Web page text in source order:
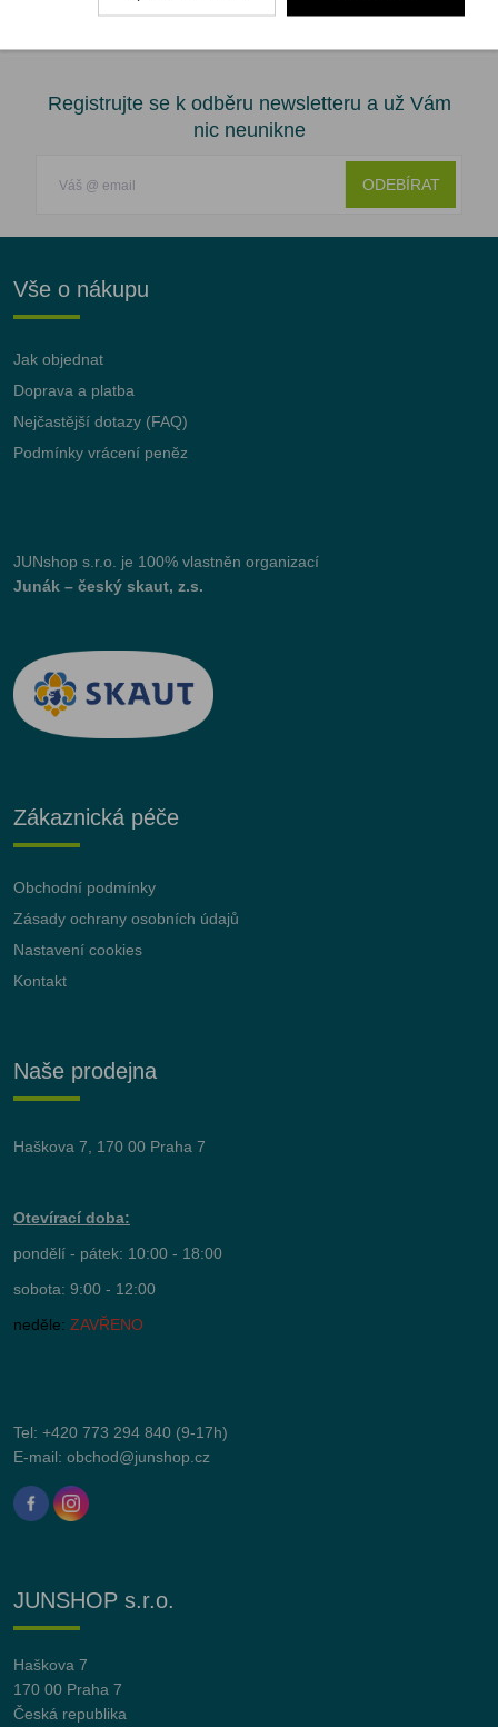
Registrujte se k odběru newsletteru a už Vám
nic neunikne
ODEBÍRAT
Vše o nákupu
Jak objednat
Doprava a platba
Nejčastější dotazy (FAQ)
Podmínky vrácení peněz
JUNshop s.r.o.
je 100% vlastněn organizací
Junák – český skaut, z.s.
Zákaznická péče
Obchodní podmínky
Zásady ochrany osobních údajů
Nastavení cookies
Kontakt
Naše prodejna
Haškova 7, 170 00 Praha 7
Otevírací doba:
pondělí - pátek: 10:00 - 18:00
sobota: 9:00 - 12:00
neděle: ZAVŘENO
Tel: +420 773 294 840 (9-17h)
E-mail: obchod@junshop.cz
JUNSHOP s.r.o.
Haškova 7
170 00 Praha 7
Česká republika